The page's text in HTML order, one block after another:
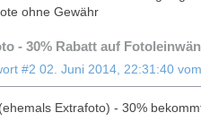
ohne Gewähr
- 30% Rabatt auf
#2 02. Juni 2014, 22:31:40
Extrafoto) - 30%